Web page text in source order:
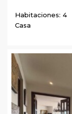
Habitaciones: 4
Casa